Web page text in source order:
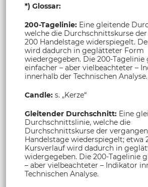
*) Glossar:
200-Tagelinie: Eine gleitende
welche die Durchschnittskurse
200 Handelstage widerspiegelt.
wird dadurch in geglätteter Form
wiedergegeben. Die 200-Tagelinie
einfacher – aber vielbeachteter –
innerhalb der Technischen Analyse.
Candle: s. „Kerze“
Gleitender Durchschnitt: Eine
Durchschnittslinie, welche die
Durchschnittskurse der
Handelstage wiederspiegelt; etwa
Kursverlauf wird dadurch in
widergegeben. Die 200-Tagelinie
– aber vielbeachteter – Indikator
Technischen Analyse.